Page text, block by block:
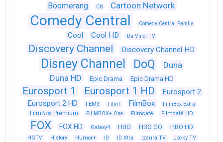
Boomerang C8 Cartoon Network
Comedy Central Comedy Central Family
Cool Cool HD Da Vinci TV
Discovery Channel Discovery Channel HD
Disney Channel DoQ
Duna
Duna HD
Epic Drama Epic Drama HD
Eurosport 1 Eurosport 1 HD
Eurosport 2
Eurosport 2 HD
FEM3 Film+ FilmBox FilmBox Extra
FilmBox Premium FILMBOX+ One Filmcafé Filmcafé HD
FOX FOX HD Galaxy4 HBO HBO GO HBO HD
HGTV History Humor+ ID ID Xtra Izaura TV
Jocky TV